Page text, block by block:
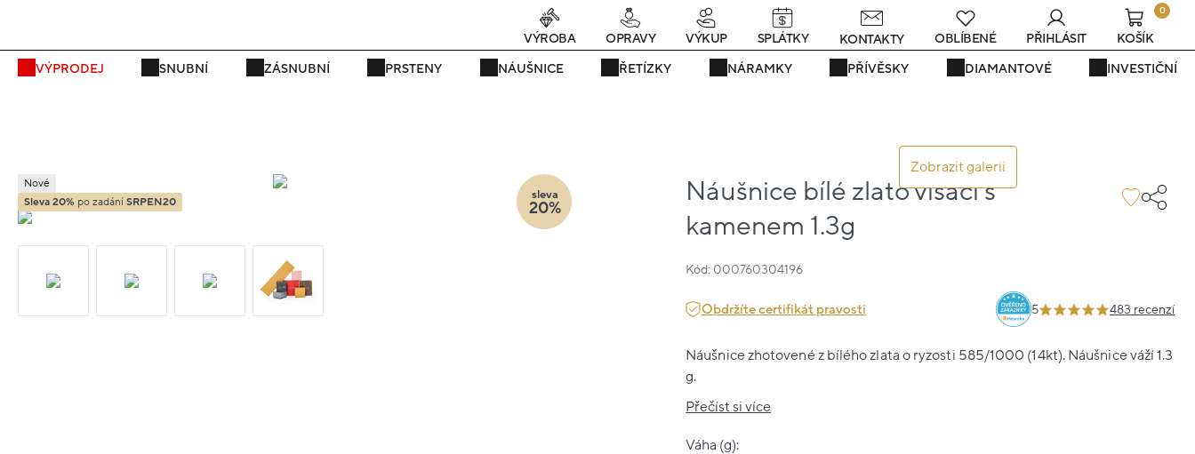
Právě teď! - 20 % na vše! Kód: SRPEN20 23 dní : 11h : 53m : 59s
VÝPRODEJ SNUBNÍ ZÁSNUBNÍ PRSTENY NÁUŠNICE ŘETÍZKY NÁRAMKY PŘÍVĚSKY DIAMANTOVÉ INVESTIČNÍ
VÝROBA OPRAVY VÝKUP SPLÁTKY KONTAKTY OBLÍBENÉ PŘIHLÁSIT
0
KOŠÍK
Zobrazit galerii
Náušnice bílé zlato visací s
kamenem 1.3g
Kód: 000760304196
Nové
Sleva 20% po zadání SRPEN20
sleva
20%
Obdržíte certifikát pravosti 5 483 recenzí
Náušnice zhotovené z bílého zlata o ryzosti 585/1000 (14kt). Náušnice váží 1.3
g.
Přečíst si více
Váha (g):